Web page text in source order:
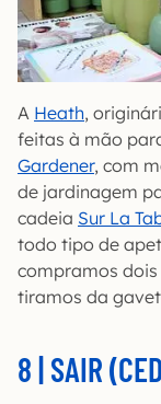
A Heath,
feitas à mão
Gardener, com
de jardinagem
cadeia Sur La
todo tipo de
compramos
tiramos da
8 | SAIR